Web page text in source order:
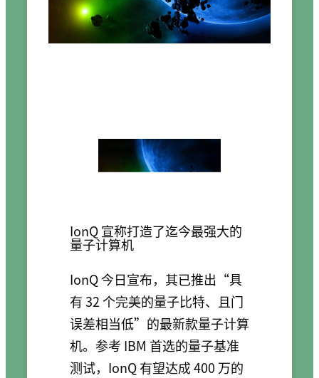
IonQ 宣称打造了迄今最强大的
量子计算机
IonQ 今日宣布，其已推出“具
有 32 个完美的量子比特、且门
误差相当低”的最新款量子计算
机。参考 IBM 首选的量子基准
测试，IonQ 有望达成 400 万的